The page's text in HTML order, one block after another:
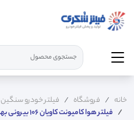
خانه فروشگاه فیلتر خودرو سنگین
فیلتر هوا کامیونت کاویان 106 بیرونی بهران GH2465